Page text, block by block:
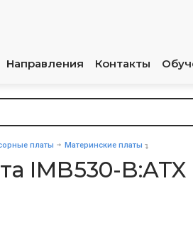
Направления Контакты
платы Материнские платы
IMB530-B:ATX